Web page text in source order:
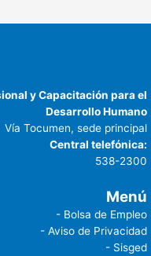
y Capacitación para el
Desarrollo Humano
Vía Tocumen, sede principal
Central telefónica:
538-2300
Menú
- Bolsa de Empleo
- Aviso de Privacidad
- Sisged